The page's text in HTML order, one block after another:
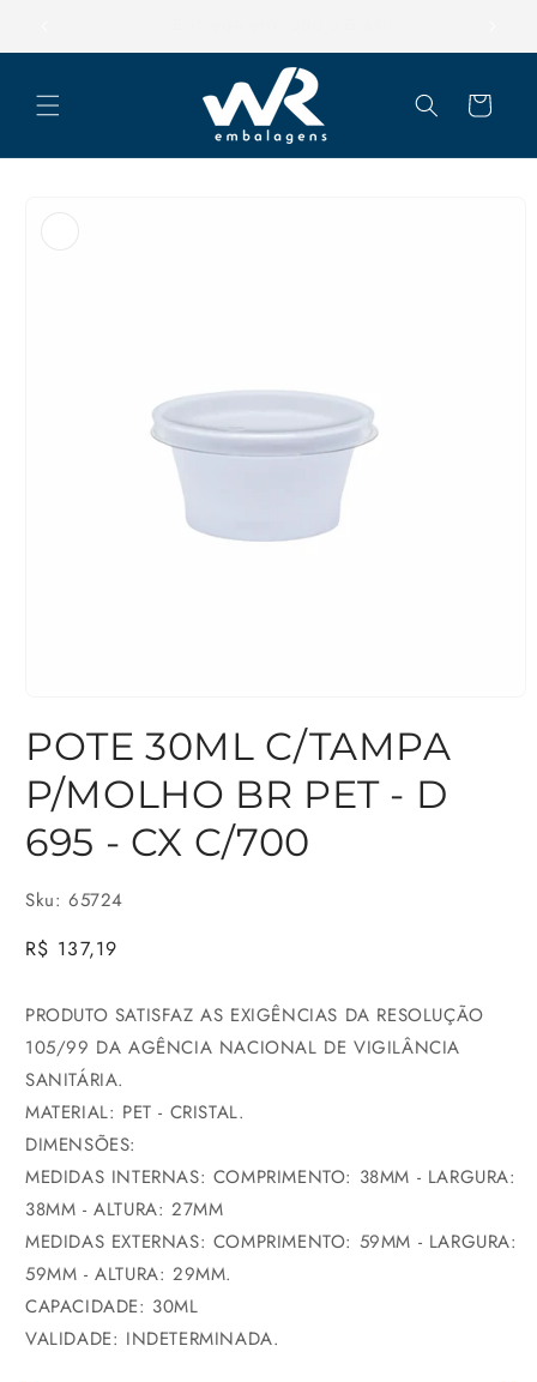
conteúdo
Carrinho
mídia
1
na
janela
POTE 30ML C/TAMPA
P/MOLHO BR PET - D
695 - CX C/700
Sku: 65724
Preço
R$ 137,19
PRODUTO SATISFAZ AS EXIGÊNCIAS DA RESOLUÇÃO
105/99 DA AGÊNCIA NACIONAL DE VIGILÂNCIA
SANITÁRIA.
MATERIAL: PET - CRISTAL.
DIMENSÕES:
MEDIDAS INTERNAS: COMPRIMENTO: 38MM - LARGURA:
38MM - ALTURA: 27MM
MEDIDAS EXTERNAS: COMPRIMENTO: 59MM - LARGURA:
59MM - ALTURA: 29MM.
CAPACIDADE: 30ML
VALIDADE: INDETERMINADA.